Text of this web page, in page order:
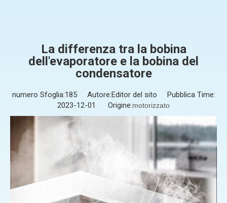
La differenza tra la bobina
dell'evaporatore e la bobina del
condensatore
numero Sfoglia:185Autore:Editor del sito Pubblica Time:
2023-12-01 Origine:motorizzato